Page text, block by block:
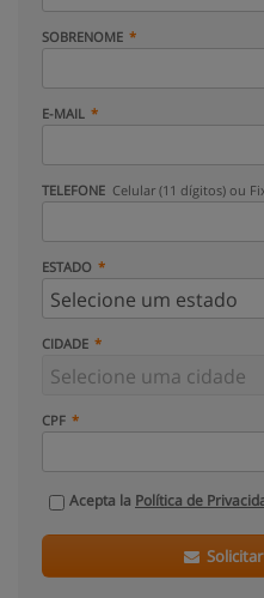
SOBRENOME
E-MAIL
TELEFONE Celular (11 dígitos) ou
ESTADO
CIDADE
CPF
Acepta la Política de